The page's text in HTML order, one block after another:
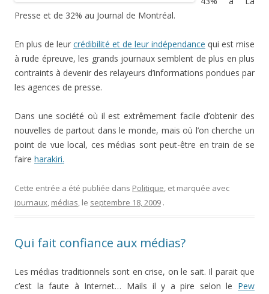
Presse et de 32% au Journal de Montréal.
En plus de leur crédibilité et de leur indépendance qui est mise
à rude épreuve, les grands journaux semblent de plus en plus
contraints à devenir des relayeurs d’informations pondues par
les agences de presse.
Dans une société où il est extrêmement facile d’obtenir des
nouvelles de partout dans le monde, mais où l’on cherche un
point de vue local, ces médias sont peut-être en train de se
faire harakiri.
Cette entrée a été publiée dans Politique, et marquée avec
journaux, médias, le septembre 18, 2009 .
Qui fait confiance aux médias?
Les médias traditionnels sont en crise, on le sait. Il parait que
c’est la faute à Internet… Mails il y a pire selon le Pew